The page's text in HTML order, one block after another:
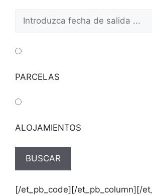
PARCELAS
ALOJAMIENTOS
[/et_pb_code][/et_pb_column][/